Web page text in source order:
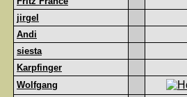
jirgel
Andi
siesta
Karpfinger
Wolfgang